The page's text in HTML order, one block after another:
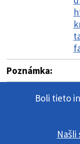
Poznámka:
Boli tieto